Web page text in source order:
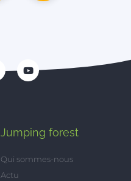
Jumping forest
Qui sommes-nous
Actu